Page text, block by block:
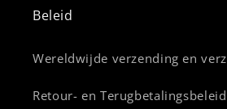
Beleid
Wereldwijde verzending en
Retour- en Terugbetalingsbeleid